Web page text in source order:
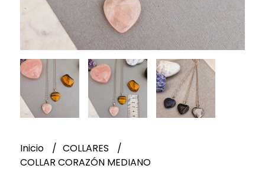
Inicio
COLLARES
COLLAR CORAZÓN MEDIANO